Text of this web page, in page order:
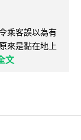
乘客誤以為有
來是黏在地上
文